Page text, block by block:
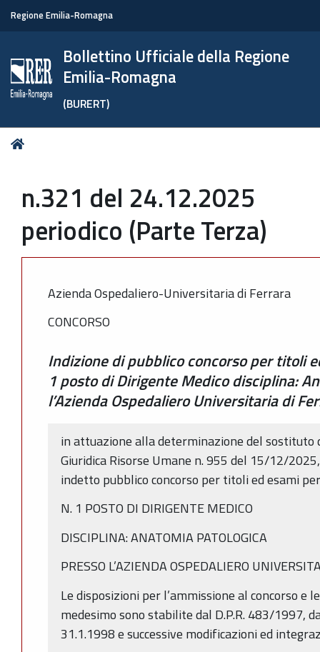
Regione Emilia-Romagna
Bollettino Ufficiale della Regione
Emilia-Romagna
(BURERT)
Tu
n.321 del 24.12.2025
periodico (Parte Terza)
Azienda Ospedaliero-Universitaria di Ferrara
CONCORSO
Indizione di pubblico concorso per titoli
1 posto di Dirigente Medico disciplina:
l’Azienda Ospedaliero Universitaria di
in attuazione alla determinazione del sostituto
Giuridica Risorse Umane n. 955 del 15/12/
indetto pubblico concorso per titoli ed esami
N. 1 POSTO DI DIRIGENTE MEDICO
DISCIPLINA: ANATOMIA PATOLOGICA
PRESSO L’AZIENDA OSPEDALIERO
Le disposizioni per l’ammissione al concorso e
medesimo sono stabilite dal D.P.R. 483/1997,
31.1.1998 e successive modificazioni ed